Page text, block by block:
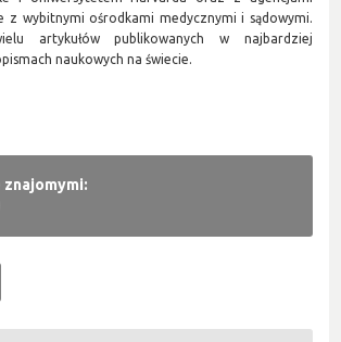
z wybitnymi ośrodkami medycznymi i sądowymi.
artykułów publikowanych w najbardziej
naukowych na świecie.
znajomymi: